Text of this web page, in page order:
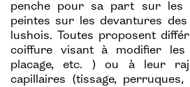
penche pour sa part sur les
peintes sur les devantures
lushois. Toutes proposent
coiffure visant à modifier les
placage, etc. ) ou à leur
capillaires (tissage,